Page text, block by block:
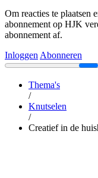
Om reacties te plaatsen
abonnement op HJK
abonnement af.
Inloggen Abonneren
Thema's
/
Knutselen
/
Creatief in de